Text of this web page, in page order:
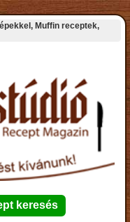
Muffin receptek,